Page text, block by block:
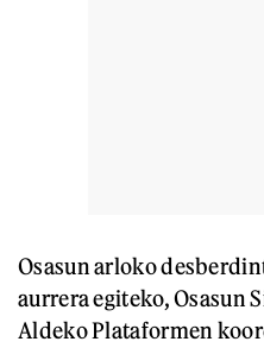
Osasun arloko
aurrera egiteko, Osasun
Aldeko Plataformen